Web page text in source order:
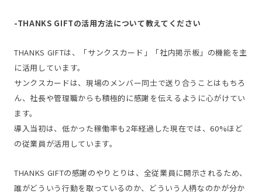
-THANKS GIFTの活用方法について教えてください
THANKS GIFTは、「サンクスカード」「社内掲示板」の機能を主
に活用しています。
サンクスカードは、現場のメンバー同士で送り合うことはもちろ
ん、社長や管理職からも積極的に感謝を伝えるように心がけてい
ます。
導入当初は、低かった稼働率も2年経過した現在では、60%ほど
の従業員が活用しています。
THANKS GIFTの感謝のやりとりは、全従業員に開示されるため、
誰がどういう行動を取っているのか、どういう人柄なのかが分か